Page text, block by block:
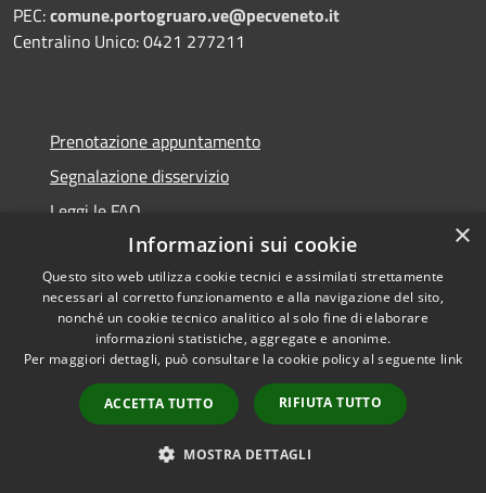
PEC:comune.portogruaro.ve@pecveneto.it
Centralino Unico: 0421 277211
Prenotazione appuntamento
Segnalazione disservizio
Leggi le FAQ
Richiesta assistenza
Amministrazione trasparente
Albo pretorio
Informativa privacy
×
Informazioni sui cookie
Questo sito web utilizza cookie tecnici e assimilati strettamente
necessari al corretto funzionamento e alla navigazione del sito,
nonché un cookie tecnico analitico al solo fine di elaborare
informazioni statistiche, aggregate e anonime.
Per maggiori dettagli, può consultare la cookie policy al seguente link
ACCETTA TUTTO RIFIUTA TUTTO
MOSTRA DETTAGLI